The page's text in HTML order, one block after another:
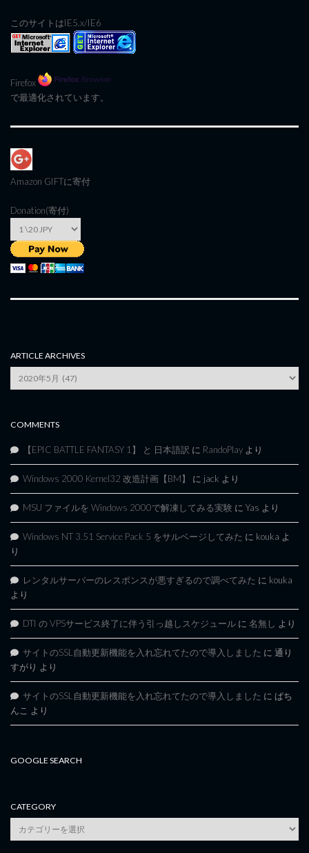
このサイトはIE5.x/IE6
Firefox
で最適化されています。
Amazon GIFTに寄付
Donation(寄付)
ARTICLE ARCHIVES
Article
Archives
COMMENTS
【EPIC BATTLE FANTASY 1】 と 日本語訳 に RandoPlay より
Windows 2000 Kernel32 改造計画【BM】 に jack より
MSU ファイルを Windows 2000で解凍してみる実験 に Yas より
Windows NT 3.51 Service Pack 5 をサルベージしてみた に kouka よ
り
レンタルサーバーのレスポンスが悪すぎるので調べてみた に kouka
より
DTI の VPSサービス終了に伴う引っ越しスケジュール に 名無し より
サイトのSSL自動更新機能を入れ忘れてたので導入しました に 通り
すがり より
サイトのSSL自動更新機能を入れ忘れてたので導入しました に ぱち
んこ より
GOOGLE SEARCH
CATEGORY
category